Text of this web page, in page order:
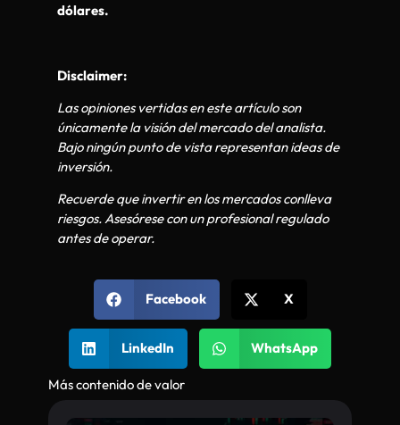
dólares.
Disclaimer:
Las opiniones vertidas en este artículo son
únicamente la visión del mercado del analista.
Bajo ningún punto de vista representan ideas de
inversión.
Recuerde que invertir en los mercados conlleva
riesgos. Asesórese con un profesional regulado
antes de operar.
Facebook X
LinkedIn WhatsApp
Más contenido de valor